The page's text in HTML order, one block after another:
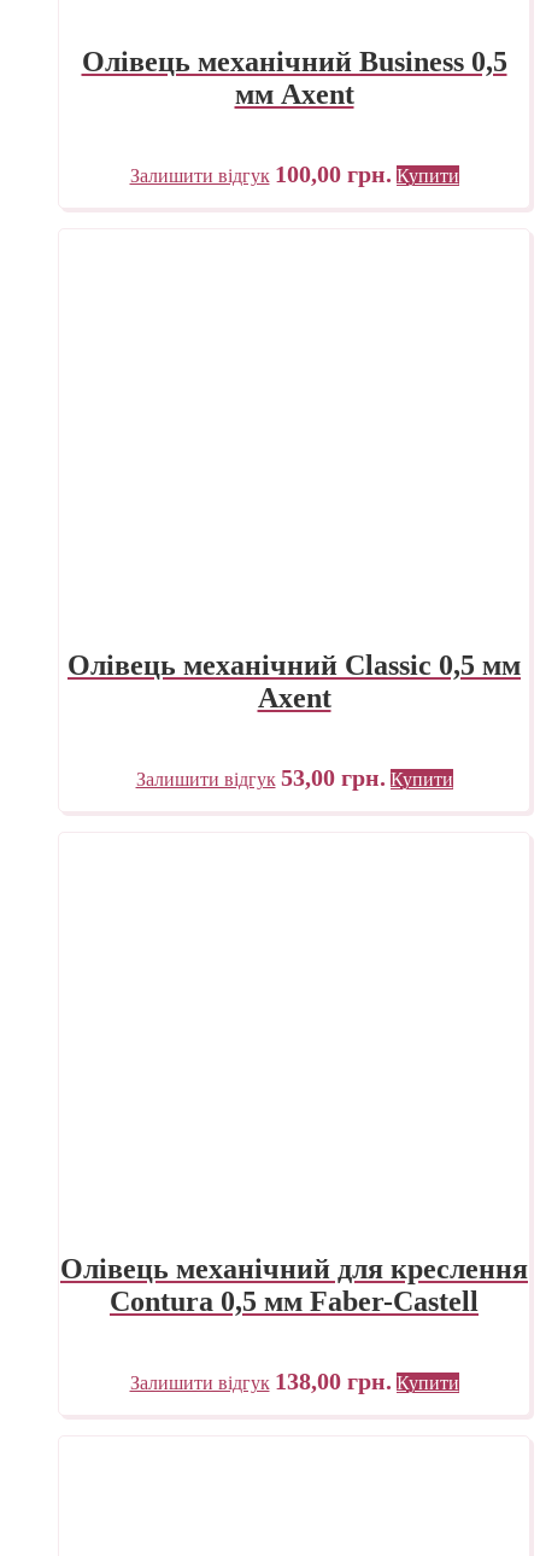
Олівець механічний Business 0,5
мм Axent
Залишити відгук 100,00 грн. Купити
Олівець механічний Classic 0,5 мм
Axent
Залишити відгук 53,00 грн. Купити
Олівець механічний для креслення
Contura 0,5 мм Faber-Castell
Залишити відгук 138,00 грн. Купити